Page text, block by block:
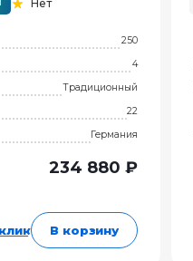
Нет
250
4
Традиционный
22
Германия
234 880 ₽
В корзину